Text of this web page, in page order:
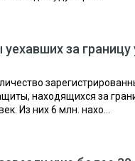
за границу
находящихся за
Из них 6 млн. нахо...